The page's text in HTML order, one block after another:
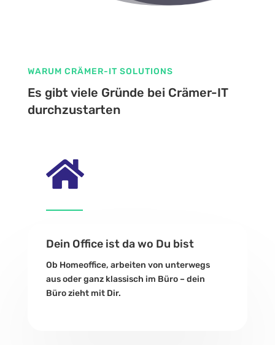
WARUM CRÄMER-IT SOLUTIONS
Es gibt viele Gründe bei Crämer-IT
durchzustarten

Dein Office ist da wo Du bist
Ob Homeoffice, arbeiten von unterwegs
aus oder ganz klassisch im Büro – dein
Büro zieht mit Dir.